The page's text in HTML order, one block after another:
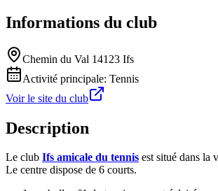
Informations du club
Chemin du Val 14123 Ifs
Activité principale: Tennis
Voir le site du club
Description
Le club Ifs amicale du tennis est situé dans la
Le centre dispose de 6 courts.